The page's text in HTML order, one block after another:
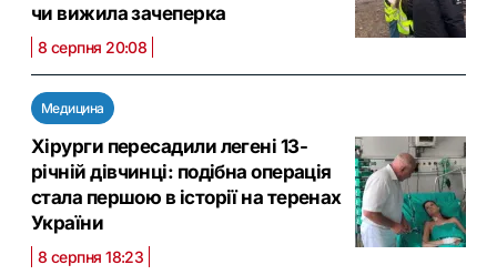
чи вижила зачеперка
8 серпня 20:08
Медицина
Хірурги пересадили легені 13-
річній дівчинці: подібна операція
стала першою в історії на теренах
України
8 серпня 18:23